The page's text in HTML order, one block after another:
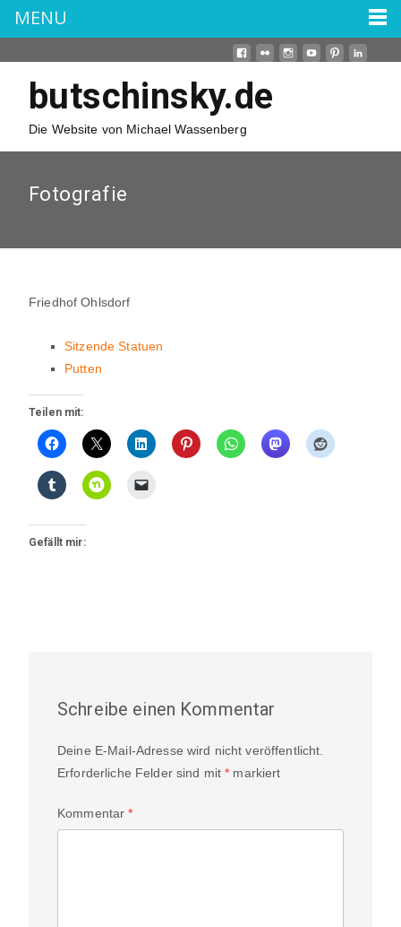
butschinsky.de
Die Website von Michael Wassenberg
Fotografie
Friedhof Ohlsdorf
Sitzende Statuen
Putten
Teilen mit:
Gefällt mir:
Schreibe einen Kommentar
Deine E-Mail-Adresse wird nicht veröffentlicht.
Erforderliche Felder sind mit* markiert
Kommentar*
MENU